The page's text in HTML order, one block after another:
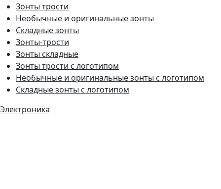
Зонты трости
Необычные и оригинальные зонты
Складные зонты
Зонты-трости
Зонты складные
Зонты трости с логотипом
Необычные и оригинальные зонты с логотипом
Складные зонты с логотипом
Электроника